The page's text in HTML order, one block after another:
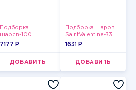
Подборка
шаров-100
7177 P
ДОБАВИТЬ
Подборка шаров
SaintValentine-33
1631 P
ДОБАВИТЬ